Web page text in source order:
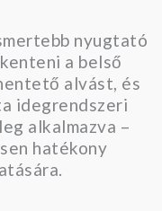
nyugtató
a belső
alvást, és
idegrendszeri
alkalmazva –
hatékony